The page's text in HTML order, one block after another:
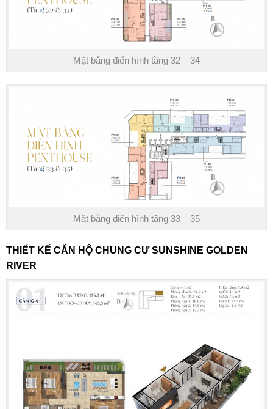
Mặt bằng điển hình tầng 32 – 34
Mặt bằng điển hình tầng 33 – 35
THIẾT KẾ CĂN HỘ CHUNG CƯ SUNSHINE GOLDEN
RIVER